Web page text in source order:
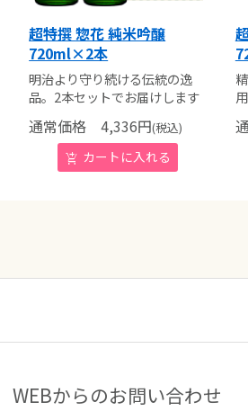
超特撰 惣花 純米吟醸
720ml×2本
明治より守り続ける伝統の逸
品。2本セットでお届けします
通常価格 4,336円(税込)
WEBからのお問い合わせ